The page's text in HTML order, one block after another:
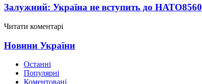
Залужний: Україна не вступить до НАТО8560
Читати коментарі
Новини України
Останні
Популярні
Коментовані